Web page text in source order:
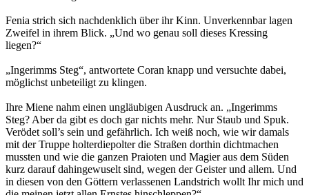
Fenia strich sich nachdenklich über ihr Kinn. Unverkennbar lagen
Zweifel in ihrem Blick. „Und wo genau soll dieses Kressing
liegen?“
„Ingerimms Steg“, antwortete Coran knapp und versuchte dabei,
möglichst unbeteiligt zu klingen.
Ihre Miene nahm einen ungläubigen Ausdruck an. „Ingerimms
Steg? Aber da gibt es doch gar nichts mehr. Nur Staub und Spuk.
Verödet soll’s sein und gefährlich. Ich weiß noch, wie wir damals
mit der Truppe holterdiepolter die Straßen dorthin dichtmachen
mussten und wie die ganzen Praioten und Magier aus dem Süden
kurz darauf dahingewuselt sind, wegen der Geister und allem. Und
in diesen von den Göttern verlassenen Landstrich wollt Ihr mich und